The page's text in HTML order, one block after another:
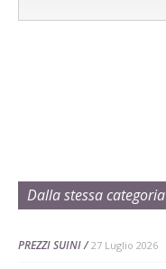
Dalla stessa categoria
PREZZI SUINI 27 Luglio 2026